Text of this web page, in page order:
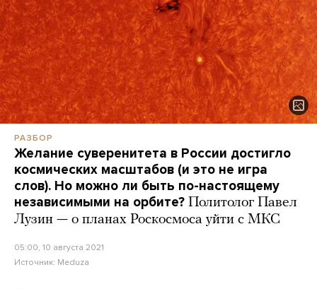
РАЗБОР
Желание суверенитета в России достигло
космических масштабов (и это не игра
слов). Но можно ли быть по-настоящему
независимыми на орбите? Политолог Павел
Лузин — о планах Роскосмоса уйти с МКС
05:00, 10 августа 2021
Источник: Meduza